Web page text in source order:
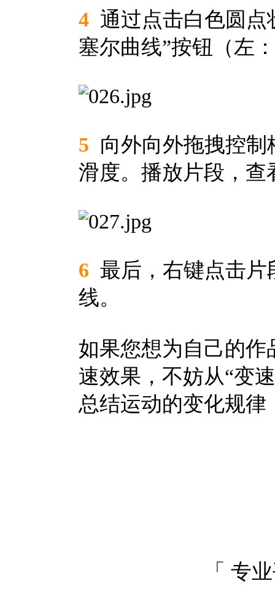
4 通过点击白色圆点
塞尔曲线”按钮（左
5 向外向外拖拽控制
滑度。播放片段，
6 最后，右键点击片
线。
如果您想为自己的
速效果，不妨从“变
总结运动的变化规
「 专